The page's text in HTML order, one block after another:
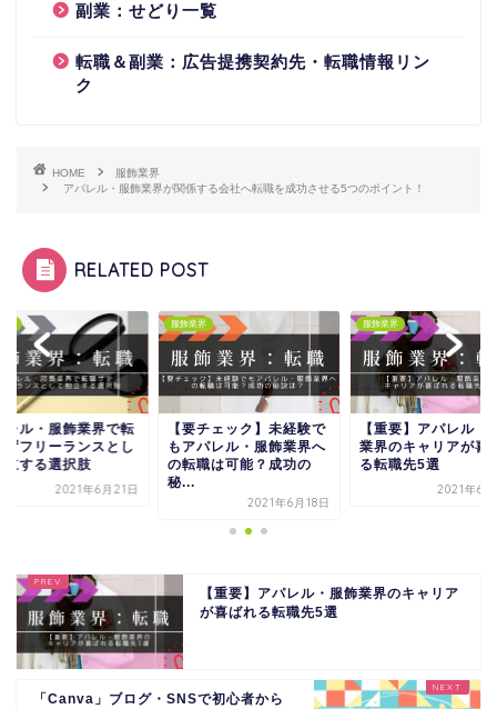
副業：せどり一覧
転職＆副業：広告提携契約先・転職情報リン
ク
HOME
服飾業界
アパレル・服飾業界が関係する会社へ転職を成功させる5つのポイント！
RELATED POST
で転
とし
服飾業界
【要チェック】未経験で
もアパレル・服飾業界へ
の転職は可能？成功の
秘...
【重要】アパレル・服飾
業界のキャリアが喜ばれ
る転職先5選
アパ
職せ
【重要】アパレル・服飾業界のキャリア
が喜ばれる転職先5選
「Canva」ブログ・SNSで初心者から